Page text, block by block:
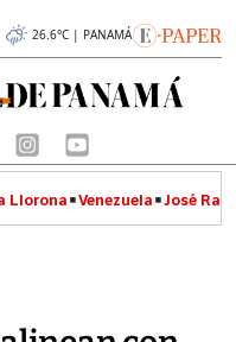
26.6°C | PANAMÁ
Llorona Venezuela José